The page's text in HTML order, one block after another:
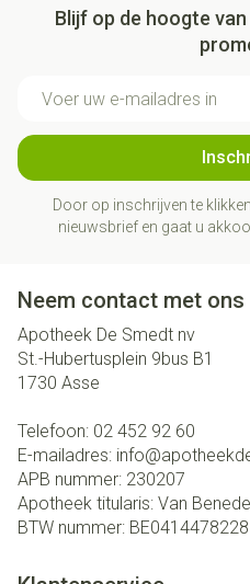
Blijf op de hoogte
Door op inschrijven te
nieuwsbrief en gaat u
Neem contact met ons
Apotheek De Smedt nv
St.-Hubertusplein 9bus B1
1730 Asse
Telefoon: 02 452 92 60
E-mailadres: info@
APB nummer: 230207
Apotheek titularis: Van
BTW nummer: BE0414478228